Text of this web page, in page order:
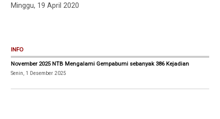
Minggu, 19 April 2020
INFO
November 2025 NTB Mengalami Gempabumi sebanyak 386 Kejadian
Senin, 1 Desember 2025